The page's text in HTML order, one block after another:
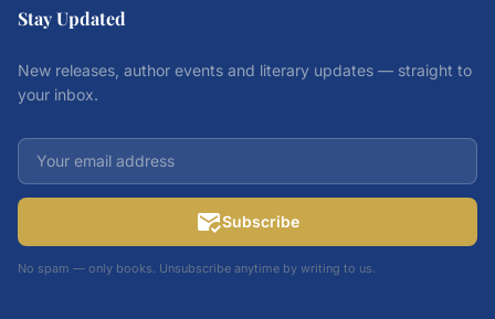
Stay Updated
New releases, author events and literary updates — straight to
your inbox.
mark_email_readSubscribe
No spam — only books. Unsubscribe anytime by writing to us.